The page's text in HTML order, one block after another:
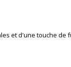
et d'une touche de